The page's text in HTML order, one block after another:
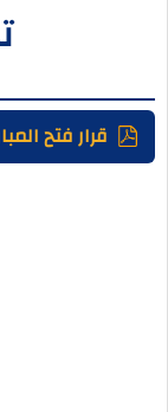
قرار فتح